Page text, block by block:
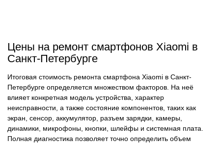
Цены на ремонт смартфонов Xiaomi в
Санкт-Петербурге
Итоговая стоимость ремонта смартфона Xiaomi в Санкт-
Петербурге определяется множеством факторов. На неё
влияет конкретная модель устройства, характер
неисправности, а также состояние компонентов, таких как
экран, сенсор, аккумулятор, разъем зарядки, камеры,
динамики, микрофоны, кнопки, шлейфы и системная плата.
Полная диагностика позволяет точно определить объем